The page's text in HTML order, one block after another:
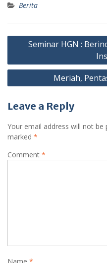
Berita
Post
Seminar HGN :
Meriah,
Leave a Reply
Your email address will not be
marked *
Comment *